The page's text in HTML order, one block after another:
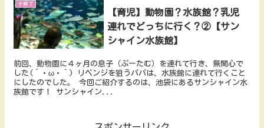
子育て
【育児】動物園？水族館？乳児
連れでどっちに行く？②【サン
シャイン水族館】
前回、動物園に４ヶ月の息子（ぷーたむ）を連れて行き、無関心で
した(´・ω・｀) リベンジを狙うパパは、水族館に連れて行くこと
にしたのでした。 今回ご紹介するのは、池袋にあるサンシャイン水
族館です！ サンシャイン...